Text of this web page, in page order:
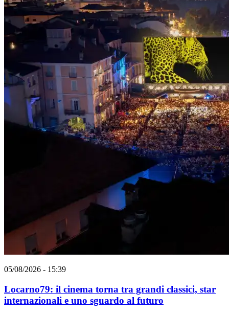
05/08/2026 - 15:39
Locarno79: il cinema torna tra grandi classici, star
internazionali e uno sguardo al futuro